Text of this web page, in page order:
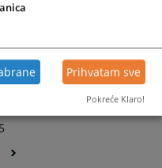
Prihvatam sve
Pokreće Klaro!